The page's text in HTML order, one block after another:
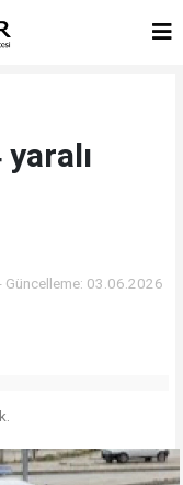
Güncelleme: 03.06.2026